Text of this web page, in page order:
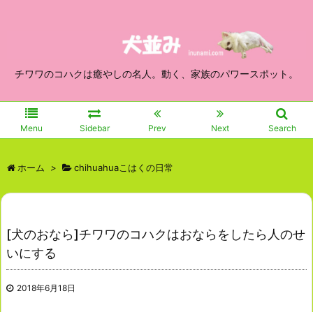
チワワのコハクは癒やしの名人。動く、家族のパワースポット。
Menu Sidebar Prev Next Search
ホーム > chihuahuaこはくの日常
[犬のおなら]チワワのコハクはおならをしたら人のせ
いにする
2018年6月18日